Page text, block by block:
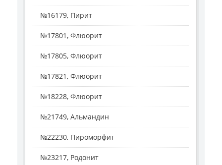
№16179, Пирит
№17801, Флюорит
№17805, Флюорит
№17821, Флюорит
№18228, Флюорит
№21749, Альмандин
№22230, Пироморфит
№23217, Родонит